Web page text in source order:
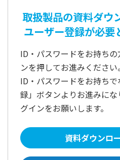
取扱製品の資料ダウ
ユーザー登録が必要
ID・パスワードをお持ちの
ンを押してお進みください。
ID・パスワードをお持ちで
録」ボタンよりお進みに
グインをお願いします。
資料ダウンロ